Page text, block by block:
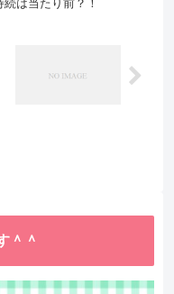
続は当たり前？！
＾＾